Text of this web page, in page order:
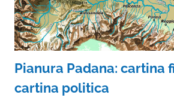
Pianura Padana: cartina
cartina politica